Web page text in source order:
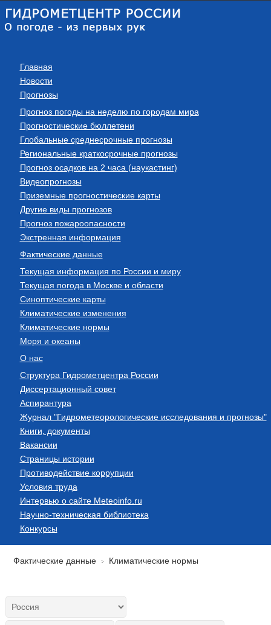
Главная
Новости
Прогнозы
Прогноз погоды на неделю по городам мира
Прогностические бюллетени
Глобальные среднесрочные прогнозы
Региональные краткосрочные прогнозы
Прогноз осадков на 2 часа (наукастинг)
Видеопрогнозы
Приземные прогностические карты
Другие виды прогнозов
Прогноз пожароопасности
Экстренная информация
Фактические данные
Текущая информация по России и миру
Текущая погода в Москве и области
Синоптические карты
Климатические изменения
Климатические нормы
Моря и океаны
О нас
Структура Гидрометцентра России
Диссертационный совет
Аспирантура
Журнал "Гидрометеорологические исследования и прогнозы"
Книги, документы
Вакансии
Страницы истории
Противодействие коррупции
Условия труда
Интервью о сайте Meteoinfo.ru
Научно-техническая библиотека
Конкурсы
Фактические данные Климатические нормы